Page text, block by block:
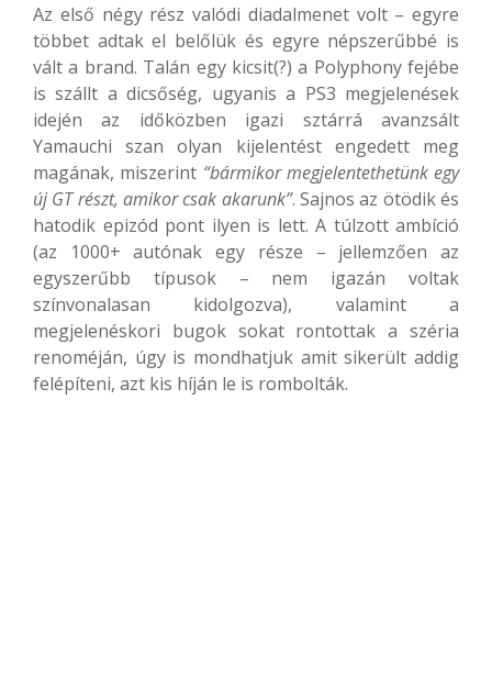
Az első négy rész valódi diadalmenet volt – egyre
többet adtak el belőlük és egyre népszerűbbé is
vált a brand. Talán egy kicsit(?) a Polyphony fejébe
is szállt a dicsőség, ugyanis a PS3 megjelenések
idején az időközben igazi sztárrá avanzsált
Yamauchi szan olyan kijelentést engedett meg
magának, miszerint “bármikor megjelentethetünk egy
új GT részt, amikor csak akarunk”. Sajnos az ötödik és
hatodik epizód pont ilyen is lett. A túlzott ambíció
(az 1000+ autónak egy része – jellemzően az
egyszerűbb típusok – nem igazán voltak
színvonalasan kidolgozva), valamint a
megjelenéskori bugok sokat rontottak a széria
renoméján, úgy is mondhatjuk amit sikerült addig
felépíteni, azt kis híján le is rombolták.